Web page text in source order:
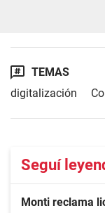
TEMAS
digitalización
Seguí
Monti reclama